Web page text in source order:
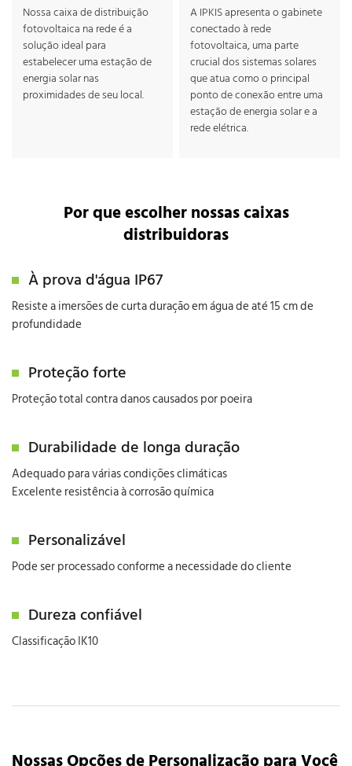
Nossa caixa de distribuição
fotovoltaica na rede é a
solução ideal para
estabelecer uma estação de
energia solar nas
proximidades de seu local.
A IPKIS apresenta o gabinete
conectado à rede
fotovoltaica, uma parte
crucial dos sistemas solares
que atua como o principal
ponto de conexão entre uma
estação de energia solar e a
rede elétrica.
Por que escolher nossas caixas
distribuidoras
À prova d'água IP67
Resiste a imersões de curta duração em água de até 15 cm de
profundidade
Proteção forte
Proteção total contra danos causados por poeira
Durabilidade de longa duração
Adequado para várias condições climáticas
Excelente resistência à corrosão química
Personalizável
Pode ser processado conforme a necessidade do cliente
Dureza confiável
Classificação IK10